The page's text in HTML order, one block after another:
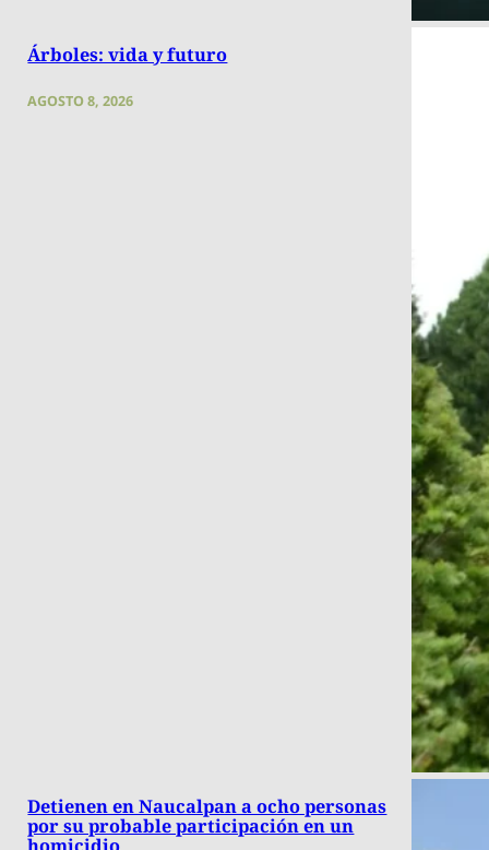
Árboles: vida y futuro
AGOSTO 8, 2026
Detienen en Naucalpan a ocho personas
por su probable participación en un